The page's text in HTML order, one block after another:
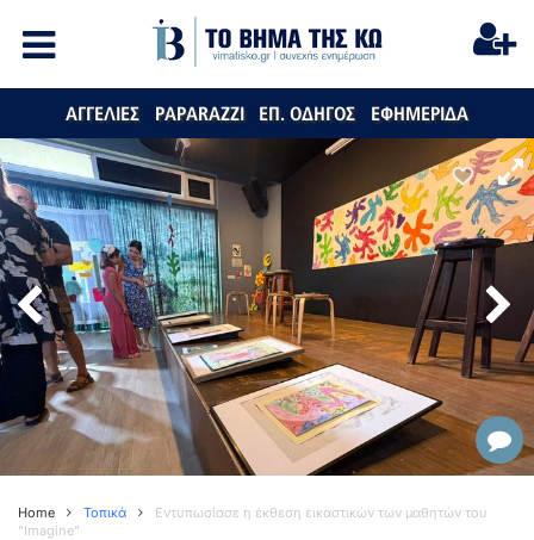
ΑΓΓΕΛΙΕΣ PAPARAZZI ΕΠ. ΟΔΗΓΟΣ ΕΦΗΜΕΡΙΔΑ
Home Τοπικά
Eντυπωσίασε η έκθεση εικαστικών των μαθητών του
"Imagine"